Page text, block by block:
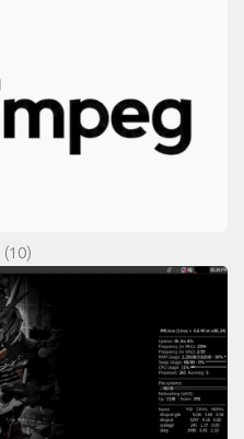
(10)